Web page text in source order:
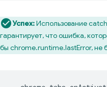
Успех:Использование
гарантирует, что ошибка,
бы chrome.runtime.lastError, не